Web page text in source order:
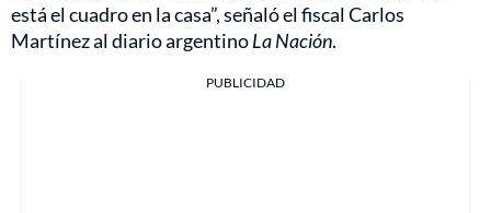
está el cuadro en la casa”, señaló el fiscal Carlos
Martínez al diario argentinoLa Nación.
PUBLICIDAD